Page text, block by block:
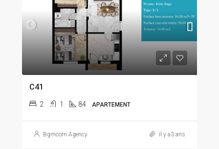
C41
2 1 84 APARTEMENT
Bgmcom Agency il y a3 ans